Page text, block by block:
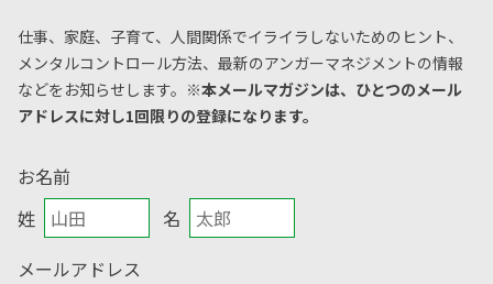
仕事、家庭、子育て、人間関係でイライラしないためのヒント、
メンタルコントロール方法、 最新のアンガーマネジメントの情報
などをお知らせします。 ※本メールマガジンは、ひとつのメール
アドレスに対し1回限りの登録になります。
お名前
姓
名
メールアドレス